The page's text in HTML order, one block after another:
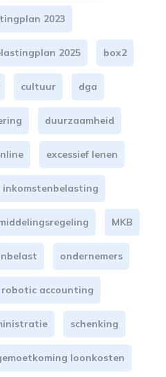
2023
2025 box2
cultuur dga
duurzaamheid
excessief lenen
inkomstenbelasting
MKB
ondernemers
robotic accounting
schenking
loonkosten